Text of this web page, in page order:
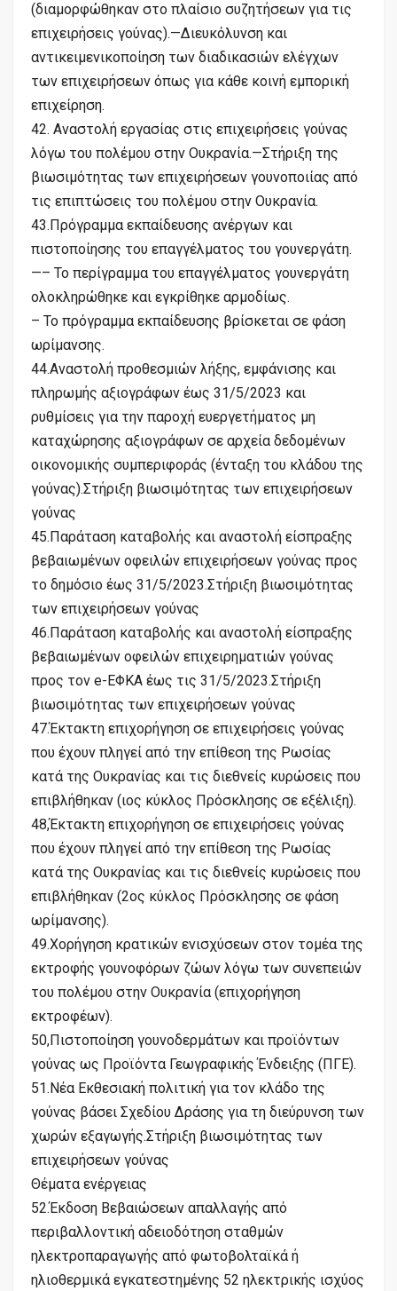
(διαμορφώθηκαν στο πλαίσιο συζητήσεων για τις
επιχειρήσεις γούνας).—Διευκόλυνση και
αντικειμενικοποίηση των διαδικασιών ελέγχων
των επιχειρήσεων όπως για κάθε κοινή εμπορική
επιχείρηση.
42. Αναστολή εργασίας στις επιχειρήσεις γούνας
λόγω του πολέμου στην Ουκρανία.—Στήριξη της
βιωσιμότητας των επιχειρήσεων γουνοποιίας από
τις επιπτώσεις του πολέμου στην Ουκρανία.
43.Πρόγραμμα εκπαίδευσης ανέργων και
πιστοποίησης του επαγγέλματος του γουνεργάτη.
—– Το περίγραμμα του επαγγέλματος γουνεργάτη
ολοκληρώθηκε και εγκρίθηκε αρμοδίως.
– Το πρόγραμμα εκπαίδευσης βρίσκεται σε φάση
ωρίμανσης.
44.Αναστολή προθεσμιών λήξης, εμφάνισης και
πληρωμής αξιογράφων έως 31/5/2023 και
ρυθμίσεις για την παροχή ευεργετήματος μη
καταχώρησης αξιογράφων σε αρχεία δεδομένων
οικονομικής συμπεριφοράς (ένταξη του κλάδου της
γούνας).Στήριξη βιωσιμότητας των επιχειρήσεων
γούνας
45.Παράταση καταβολής και αναστολή είσπραξης
βεβαιωμένων οφειλών επιχειρήσεων γούνας προς
το δημόσιο έως 31/5/2023.Στήριξη βιωσιμότητας
των επιχειρήσεων γούνας
46.Παράταση καταβολής και αναστολή είσπραξης
βεβαιωμένων οφειλών επιχειρηματιών γούνας
προς τον e-ΕΦΚΑ έως τις 31/5/2023.Στήριξη
βιωσιμότητας των επιχειρήσεων γούνας
47.Έκτακτη επιχορήγηση σε επιχειρήσεις γούνας
που έχουν πληγεί από την επίθεση της Ρωσίας
κατά της Ουκρανίας και τις διεθνείς κυρώσεις που
επιβλήθηκαν (ιος κύκλος Πρόσκλησης σε εξέλιξη).
48,Έκτακτη επιχορήγηση σε επιχειρήσεις γούνας
που έχουν πληγεί από την επίθεση της Ρωσίας
κατά της Ουκρανίας και τις διεθνείς κυρώσεις που
επιβλήθηκαν (2ος κύκλος Πρόσκλησης σε φάση
ωρίμανσης).
49.Χορήγηση κρατικών ενισχύσεων στον τομέα της
εκτροφής γουνοφόρων ζώων λόγω των συνεπειών
του πολέμου στην Ουκρανία (επιχορήγηση
εκτροφέων).
50,Πιστοποίηση γουνοδερμάτων και προϊόντων
γούνας ως Προϊόντα Γεωγραφικής Ένδειξης (ΠΓΕ).
51.Νέα Εκθεσιακή πολιτική για τον κλάδο της
γούνας βάσει Σχεδίου Δράσης για τη διεύρυνση των
χωρών εξαγωγής.Στήριξη βιωσιμότητας των
επιχειρήσεων γούνας
Θέματα ενέργειας
52.Έκδοση Βεβαιώσεων απαλλαγής από
περιβαλλοντική αδειοδότηση σταθμών
ηλεκτροπαραγωγής από φωτοβολταϊκά ή
ηλιοθερμικά εγκατεστημένης 52 ηλεκτρικής ισχύος